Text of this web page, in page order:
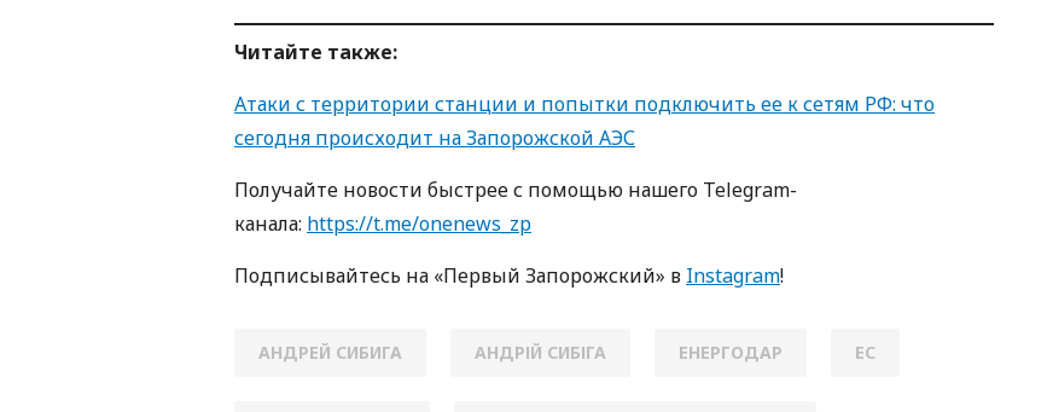
Читайте также:
Атаки с территории станции и попытки подключить ее к сетям РФ: что
сегодня происходит на Запорожской АЭС
Получайте новости быстрее с помощью нашего Telegram-
канала: https://t.me/onenews_zp
Подписывайтесь на «Первый Запорожский» в Instagram!
АНДРЕЙ СИБИГА АНДРІЙ СИБІГА ЕНЕРГОДАР ЕС